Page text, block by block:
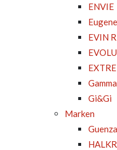
ENVIE
EVIN
Gi&Gi
Marken